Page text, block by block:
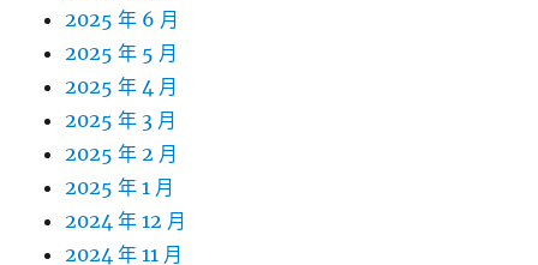
2025 年 6 月
2025 年 5 月
2025 年 4 月
2025 年 3 月
2025 年 2 月
2025 年 1 月
2024 年 12 月
2024 年 11 月